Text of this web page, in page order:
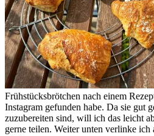
Frühstücksbrötchen nach einem
Instagram gefunden habe. Da sie gut
zuzubereiten sind, will ich das leicht
gerne teilen. Weiter unten verlinke